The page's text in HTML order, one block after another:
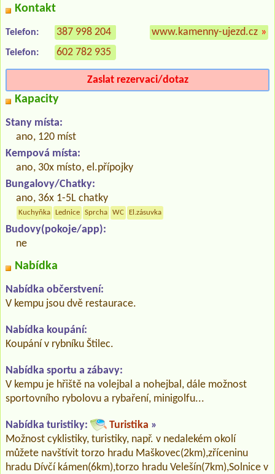
Kontakt
Telefon: 387 998 204
Telefon: 602 782 935
www.kamenny-ujezd.cz »
Zaslat rezervaci/dotaz
Kapacity
Stany místa:
ano, 120 míst
Kempová místa:
ano, 30x místo, el.přípojky
Bungalovy/Chatky:
ano, 36x 1-5L chatky
Kuchyňka Lednice Sprcha WC El.zásuvka
Budovy(pokoje/app):
ne
Nabídka
Nabídka občerstvení:
V kempu jsou dvě restaurace.
Nabídka koupání:
Koupání v rybníku Štilec.
Nabídka sportu a zábavy:
V kempu je hřiště na volejbal a nohejbal, dále možnost
sportovního rybolovu a rybaření, minigolfu...
Nabídka turistiky: Turistika »
Možnost cyklistiky, turistiky, např. v nedalekém okolí
můžete navštívit torzo hradu Maškovec(2km),zříceninu
hradu Dívčí kámen(6km),torzo hradu Velešín(7km),Solnice v